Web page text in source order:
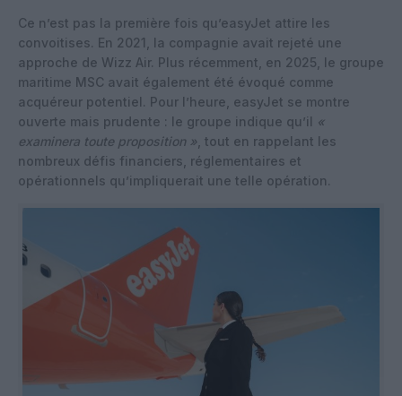
Ce n’est pas la première fois qu’easyJet attire les
convoitises. En 2021, la compagnie avait rejeté une
approche de Wizz Air. Plus récemment, en 2025, le groupe
maritime MSC avait également été évoqué comme
acquéreur potentiel. Pour l’heure, easyJet se montre
ouverte mais prudente : le groupe indique qu’il «
examinera toute proposition » , tout en rappelant les
nombreux défis financiers, réglementaires et
opérationnels qu’impliquerait une telle opération.